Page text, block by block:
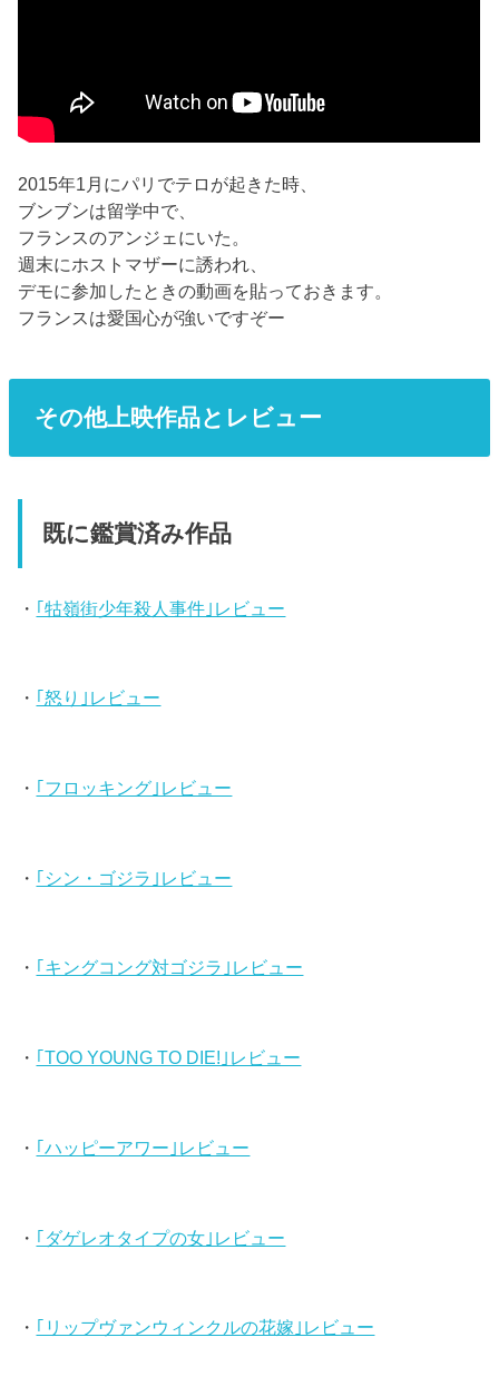
2015年1月にパリでテロが起きた時、
ブンブンは留学中で、
フランスのアンジェにいた。
週末にホストマザーに誘われ、
デモに参加したときの動画を貼っておきます。
フランスは愛国心が強いですぞー
その他上映作品とレビュー
既に鑑賞済み作品
・ ｢牯嶺街少年殺人事件｣レビュー
・ ｢怒り｣レビュー
・ ｢フロッキング｣レビュー
・ ｢シン・ゴジラ｣レビュー
・ ｢キングコング対ゴジラ｣レビュー
・ ｢TOO YOUNG TO DIE!｣レビュー
・ ｢ハッピーアワー｣レビュー
・ ｢ダゲレオタイプの女｣レビュー
・ ｢リップヴァンウィンクルの花嫁｣レビュー